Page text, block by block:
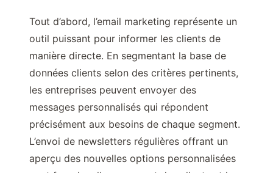
Tout d’abord, l’email marketing représente un
outil puissant pour informer les clients de
manière directe. En segmentant la base de
données clients selon des critères pertinents,
les entreprises peuvent envoyer des
messages personnalisés qui répondent
précisément aux besoins de chaque segment.
L’envoi de newsletters régulières offrant un
aperçu des nouvelles options personnalisées